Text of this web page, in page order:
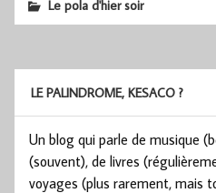
Le pola d'hier soir
LE PALINDROME, KESACO ?
Un blog qui parle de musique
(souvent), de livres
voyages (plus rarement, mais